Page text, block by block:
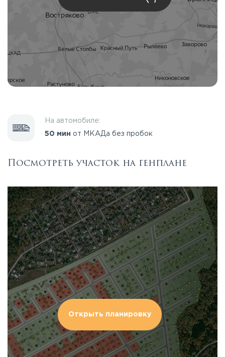
На автомобиле:
50 мин от МКАДа без пробок
Посмотреть участок на генплане
Открыть планировку